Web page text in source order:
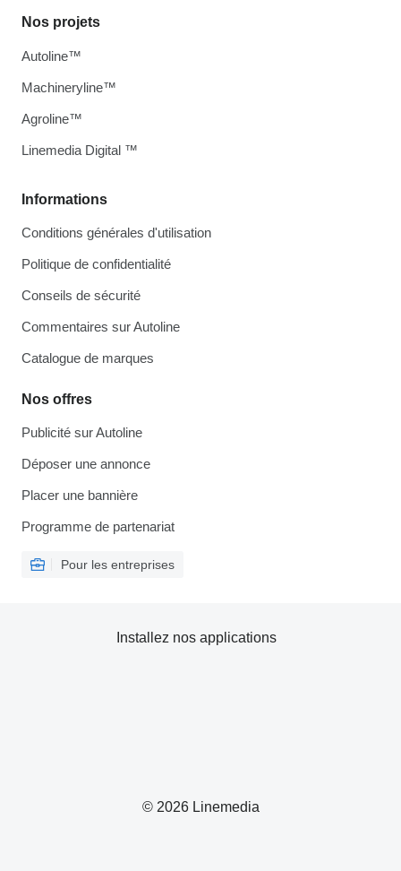
Informations
Conditions générales d'utilisation
Politique de confidentialité
Conseils de sécurité
Commentaires sur Autoline
Catalogue de marques
Nos offres
Publicité sur Autoline
Déposer une annonce
Placer une bannière
Programme de partenariat
Pour les entreprises
Nos projets
Autoline™
Machineryline™
Agroline™
Linemedia Digital ™
© 2026 Linemedia
Installez nos applications